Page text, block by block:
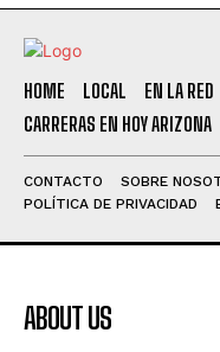
HOME LOCAL EN LA RED
CARRERAS EN HOY ARIZONA
CONTACTO SOBRE
POLÍTICA DE PRIVACIDAD
ABOUT US